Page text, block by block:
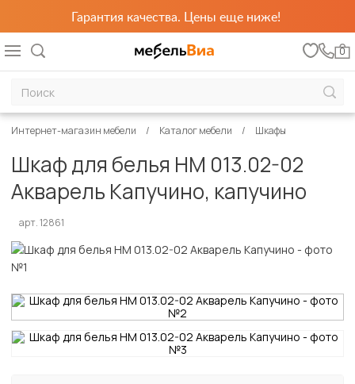
Гарантия качества. Цены еще ниже!
0
Интернет-магазин мебели Каталог мебели Шкафы
Шкаф для белья НМ 013.02-02
Акварель Капучино, капучино
арт. 12861